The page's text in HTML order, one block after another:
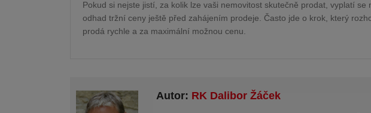
Pokud si nejste jistí, za kolik lze vaši nemovitost skutečně prodat, vyplatí se
odhad tržní ceny ještě před zahájením prodeje. Často jde o krok, který
prodá rychle a za maximální možnou cenu.
Autor: RK Dalibor Žáček